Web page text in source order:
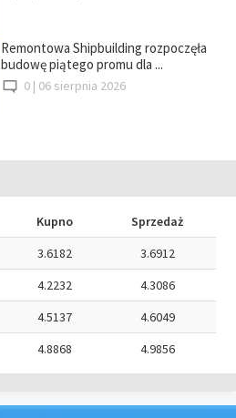
Remontowa Shipbuilding rozpoczęła
budowę piątego promu dla ...
0 | 06 sierpnia 2026
Kupno
Sprzedaż
3.6182
3.6912
4.2232
4.3086
4.5137
4.6049
4.8868 4.9856